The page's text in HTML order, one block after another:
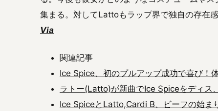
集まる。対してLattoもラップ界で独自の存在
Via
関連記事
Ice Spice、初のプルアップ成功で喜び！
ラトー(Latto)が新曲でIce Spiceをディス
Ice SpiceとLatto,Cardi B、ビーフの始ま